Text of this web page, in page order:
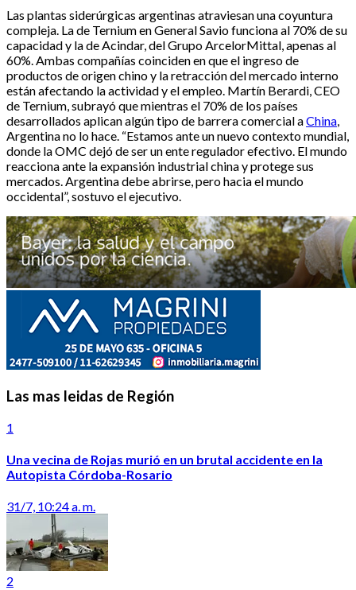
Las plantas siderúrgicas argentinas atraviesan una coyuntura
compleja. La de Ternium en General Savio funciona al 70% de su
capacidad y la de Acindar, del Grupo ArcelorMittal, apenas al
60%. Ambas compañías coinciden en que el ingreso de
productos de origen chino y la retracción del mercado interno
están afectando la actividad y el empleo. Martín Berardi, CEO
de Ternium, subrayó que mientras el 70% de los países
desarrollados aplican algún tipo de barrera comercial aChina,
Argentina no lo hace. “Estamos ante un nuevo contexto mundial,
donde la OMC dejó de ser un ente regulador efectivo. El mundo
reacciona ante la expansión industrial china y protege sus
mercados. Argentina debe abrirse, pero hacia el mundo
occidental”, sostuvo el ejecutivo.
Las mas leidas de Región
1
Una vecina de Rojas murió en un brutal accidente en la
Autopista Córdoba-Rosario
31/7, 10:24 a. m.
2